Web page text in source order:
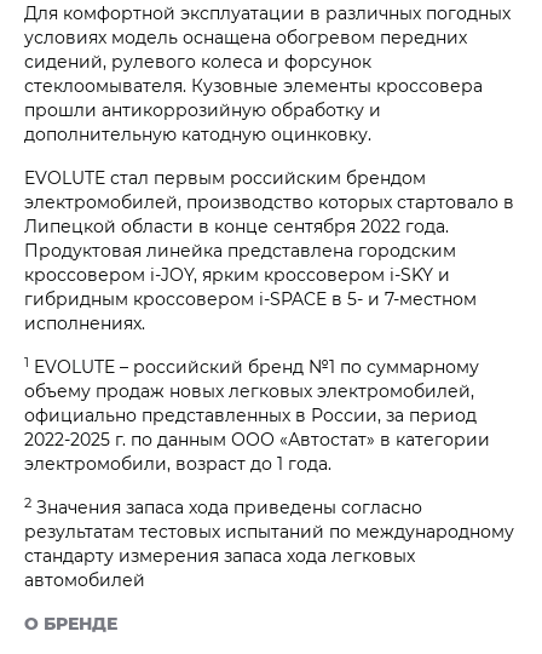
Для комфортной эксплуатации в различных погодных
условиях модель оснащена обогревом передних
сидений, рулевого колеса и форсунок
стеклоомывателя. Кузовные элементы кроссовера
прошли антикоррозийную обработку и
дополнительную катодную оцинковку.
EVOLUTE стал первым российским брендом
электромобилей, производство которых стартовало в
Липецкой области в конце сентября 2022 года.
Продуктовая линейка представлена городским
кроссовером i‑JOY, ярким кроссовером i‑SKY и
гибридным кроссовером i‑SPACE в 5- и 7-местном
исполнениях.
1 EVOLUTE – российский бренд №1 по суммарному
объему продаж новых легковых электромобилей,
официально представленных в России, за период
2022-2025 г. по данным ООО «Автостат» в категории
электромобили, возраст до 1 года.
2 Значения запаса хода приведены согласно
результатам тестовых испытаний по международному
стандарту измерения запаса хода легковых
автомобилей
О БРЕНДЕ